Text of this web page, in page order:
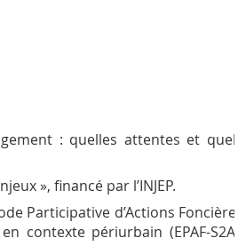
: quelles attentes et quels
», financé par l’INJEP.
Participative d’Actions Foncières
périurbain (EPAF-S2A).